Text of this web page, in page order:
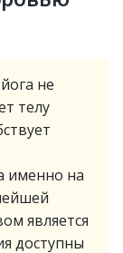
не
телу
именно на
является
доступны